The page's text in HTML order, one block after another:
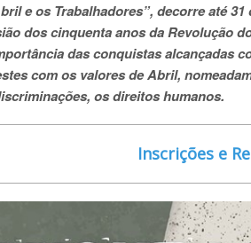
e os Trabalhadores”, decorre até
dos cinquenta anos da Revolução
das conquistas alcançadas
com os valores de Abril,
os direitos humanos.
Inscrições e